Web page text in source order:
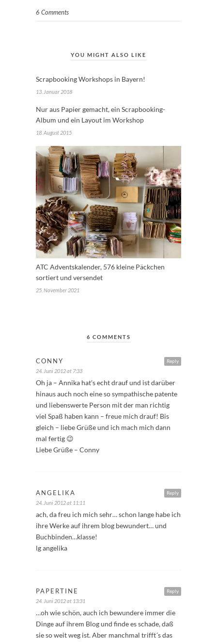
6 Comments
YOU MIGHT ALSO LIKE
Scrapbooking Workshops in Bayern!
13. Januar 2018
Nur aus Papier gemacht, ein Scrapbooking-
Album und ein Layout im Workshop
18. August 2015
ATC Adventskalender, 576 kleine Päckchen
sortiert und versendet
25. November 2021
6 COMMENTS
Reply
CONNY
24. Juni 2012 at 7:33
Oh ja – Annika hat’s echt drauf und ist darüber
hinaus auch noch eine so sympathische patente
und liebenswerte Person mit der man richtig
viel Spaß haben kann – freue mich drauf! Bis
gleich – liebe Grüße und ich mach mich dann
mal fertig 😉
Liebe Grüße – Conny
Reply
ANGELIKA
24. Juni 2012 at 11:11
ach, da freu ich mich sehr… schon lange habe ich
ihre Werke auf ihrem blog bewundert… und
Buchbinden…klasse!
lg angelika
Reply
PAPERTINE
24. Juni 2012 at 13:31
…oh wie schön, auch ich bewundere immer die
Dinge auf ihrem Blog und finde es schade, daß
sie so weit weg ist. Aber manchmal trifft´s das